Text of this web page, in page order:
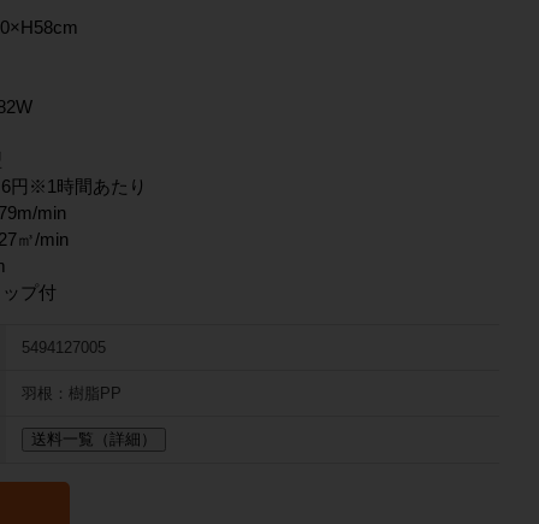
円※1時間あたり
min
㎥/min
プ付
5494127005
羽根：樹脂PP
送料一覧（詳細）